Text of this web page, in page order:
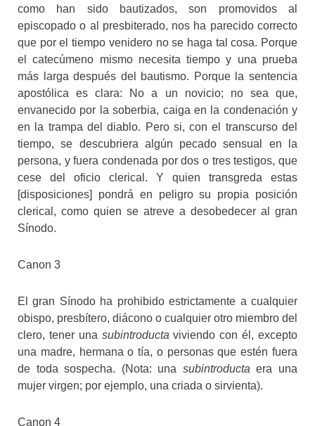
como han sido bautizados, son promovidos al
episcopado o al presbiterado, nos ha parecido correcto
que por el tiempo venidero no se haga tal cosa. Porque
el catecúmeno mismo necesita tiempo y una prueba
más larga después del bautismo. Porque la sentencia
apostólica es clara: No a un novicio; no sea que,
envanecido por la soberbia, caiga en la condenación y
en la trampa del diablo. Pero si, con el transcurso del
tiempo, se descubriera algún pecado sensual en la
persona, y fuera condenada por dos o tres testigos, que
cese del oficio clerical. Y quien transgreda estas
[disposiciones] pondrá en peligro su propia posición
clerical, como quien se atreve a desobedecer al gran
Sínodo.
Canon 3
El gran Sínodo ha prohibido estrictamente a cualquier
obispo, presbítero, diácono o cualquier otro miembro del
clero, tener una subintroducta viviendo con él, excepto
una madre, hermana o tía, o personas que estén fuera
de toda sospecha. (Nota: una subintroducta era una
mujer virgen; por ejemplo, una criada o sirvienta).
Canon 4